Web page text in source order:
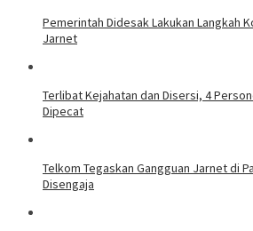
Pemerintah Didesak Lakukan Langkah
Jarnet
Terlibat Kejahatan dan Disersi, 4
Dipecat
Telkom Tegaskan Gangguan Jarnet di
Disengaja